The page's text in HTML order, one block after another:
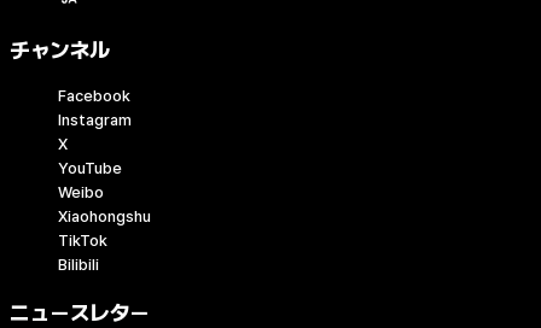
チャンネル
Facebook
Instagram
X
YouTube
Weibo
Xiaohongshu
TikTok
Bilibili
ニュースレター